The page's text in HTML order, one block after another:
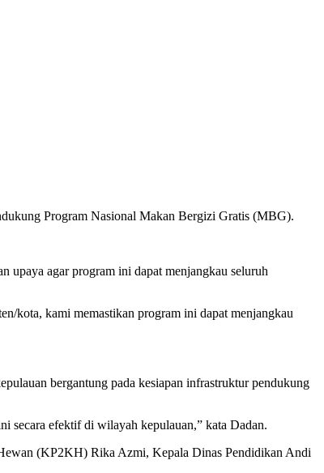
Program Nasional Makan Bergizi Gratis (MBG).
upaya agar program ini dapat menjangkau seluruh
kota, kami memastikan program ini dapat menjangkau
bergantung pada kesiapan infrastruktur pendukung
secara efektif di wilayah kepulauan,” kata Dadan.
(KP2KH) Rika Azmi, Kepala Dinas Pendidikan Andi